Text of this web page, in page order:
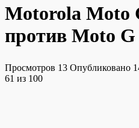
Motorola Moto
против Moto G
Просмотров 13 Опубликовано
61 из 100